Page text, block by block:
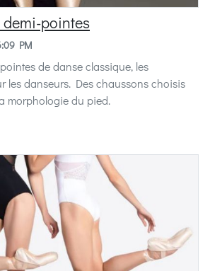
pointes
PM
de danse classique, les
les danseurs. Des chaussons choisis
morphologie du pied.